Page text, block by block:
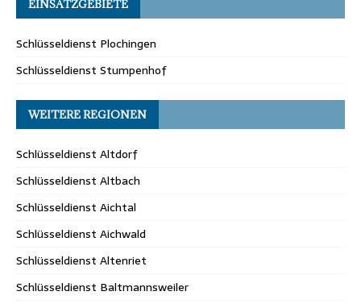
EINSATZGEBIETE
Schlüsseldienst Plochingen
Schlüsseldienst Stumpenhof
WEITERE REGIONEN
Schlüsseldienst Altdorf
Schlüsseldienst Altbach
Schlüsseldienst Aichtal
Schlüsseldienst Aichwald
Schlüsseldienst Altenriet
Schlüsseldienst Baltmannsweiler